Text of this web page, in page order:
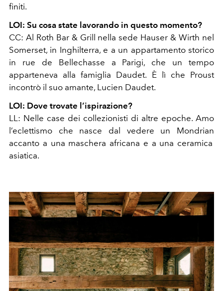
finiti.
LOI: Su cosa state lavorando in questo momento?
CC: Al Roth Bar & Grill
nella sede Hauser & Wirth nel
Somerset, in Inghilterra, e a un appartamento storico
in rue de Bellechasse a Parigi, che un tempo
apparteneva alla famiglia Daudet. È lì che Proust
incontrò il suo amante, Lucien Daudet.
LOI: Dove trovate l’ispirazione?
LL: Nelle case dei collezionisti di altre epoche. Amo
l’eclettismo che nasce dal vedere un Mondrian
accanto a una maschera africana e a una ceramica
asiatica.